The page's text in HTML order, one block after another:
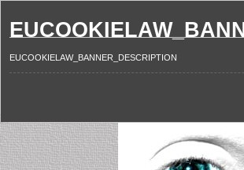
EUCOOKIELAW_BANNER_DESCRIPTION